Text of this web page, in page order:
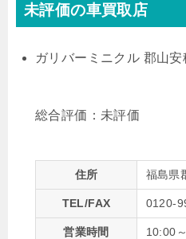
未評価の車買取店
ガリバーミニクル 郡山安
総合評価： 未評価
住所 福島県
TEL/FAX 0120-
営業時間 10:00